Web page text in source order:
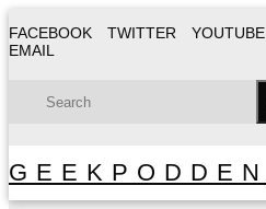
FACEBOOK TWITTER YOUTUBE
EMAIL
GEEKPODDEN